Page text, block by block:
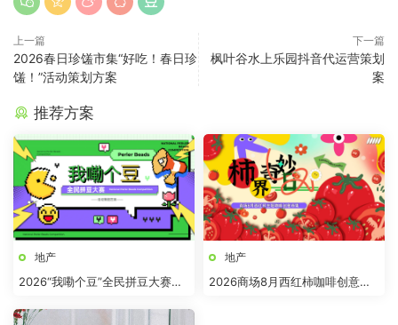
上一篇
2026春日珍馐市集“好吃！春日珍
馐！”活动策划方案
下一篇
枫叶谷水上乐园抖音代运营策划
案
推荐方案
地产
2026“我嘞个豆”全民拼豆大赛主
地产
2026商场8月西红柿咖啡创意市